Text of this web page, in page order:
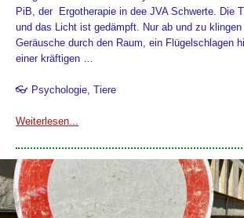
PiB, der Ergotherapie in dee JVA Schwerte. Die
und das Licht ist gedämpft. Nur ab und zu klingen
Geräusche durch den Raum, ein Flügelschlagen
einer kräftigen …
👓 Psychologie, Tiere
Weiterlesen...